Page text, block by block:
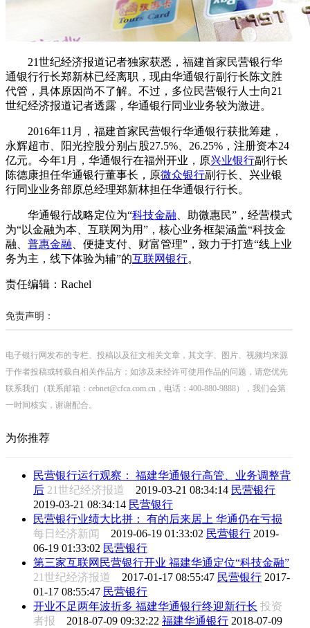
21世纪经济报道记者独家获悉，福建首家民营银行华
通银行行长郑新林已经离职，现由华通银行副行长陈文胜
代管，具体原因尚不了解。不过，多位民营银行人士向21
世纪经济报道记者透露，华通银行同业业务较为激进。
2016年11月，福建首家民营银行华通银行获批筹建，
永辉超市、阳光控股分别占股27.5%、26.25%，注册资本24
亿元。今年1月，华通银行在福州开业，原兴业银行副行长
陈德康担任华通银行董事长，原微众银行副行长、兴业银
行同业业务部原总经理郑新林担任华通银行行长。
华通银行战略定位为“科技金融 、助微惠民”，经营模式
为“以金融为本、互联网为用”，核心业务框架涵盖“科技金
融、 普惠金融 、便捷支付、财富管理”，致力于打造“线上业
务为主，线下体验为辅”的互联网银行。
责任编辑：Rachel
免责声明：
电子银行网发布的专栏、投稿以及征文相关文章，其文字、图片、视频均来源
于作者投稿或转载自相关作品方；如涉及未经许可使用作品的问题，请您优先
联系我们（联系邮箱：cebnet@cfca.com.cn，电话：400-880-9888），我们会第
一时间核实，谢谢配合。
为你推荐
民营银行运行观察： 福建华通银行高管、业务调整背
后 21世纪经济报道 2019-03-21 08:34:14 民营银行
2019-03-21 08:34:14 民营银行
民营银行业绩大比拼： 有的后来居上 华通仍在亏损
每日经济新闻 2019-06-19 01:33:02 民营银行 2019-
06-19 01:33:02 民营银行
第三家互联网民营银行开业 福建华通定位“科技金融”
21世纪经济报道 2017-01-17 08:55:47 民营银行 2017-
01-17 08:55:47 民营银行
开业不足两年波折多 福建华通银行终迎新行长 投资
者报 2018-07-09 09:32:22 福建华通银行 2018-07-09